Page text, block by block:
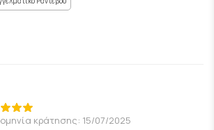
κράτησης: 15/07/2025